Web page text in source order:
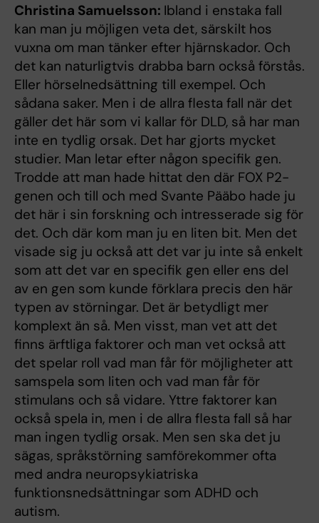
Christina Samuelsson: Ibland i enstaka fall
kan man ju möjligen veta det, särskilt hos
vuxna om man tänker efter hjärnskador. Och
det kan naturligtvis drabba barn också förstås.
Eller hörselnedsättning till exempel. Och
sådana saker. Men i de allra flesta fall när det
gäller det här som vi kallar för DLD, så har man
inte en tydlig orsak. Det har gjorts mycket
studier. Man letar efter någon specifik gen.
Trodde att man hade hittat den där FOX P2-
genen och till och med Svante Pääbo hade ju
det här i sin forskning och intresserade sig för
det. Och där kom man ju en liten bit. Men det
visade sig ju också att det var ju inte så enkelt
som att det var en specifik gen eller ens del
av en gen som kunde förklara precis den här
typen av störningar. Det är betydligt mer
komplext än så. Men visst, man vet att det
finns ärftliga faktorer och man vet också att
det spelar roll vad man får för möjligheter att
samspela som liten och vad man får för
stimulans och så vidare. Yttre faktorer kan
också spela in, men i de allra flesta fall så har
man ingen tydlig orsak. Men sen ska det ju
sägas, språkstörning samförekommer ofta
med andra neuropsykiatriska
funktionsnedsättningar som ADHD och
autism.